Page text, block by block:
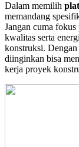
Dalam memilih
memandang
Jangan cuma
kwalitas serta
konstruksi.
diinginkan bisa
kerja proyek